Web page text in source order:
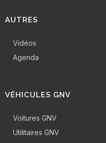
AUTRES
Vidéos
Agenda
VÉHICULES GNV
Voitures GNV
Utilitaires GNV